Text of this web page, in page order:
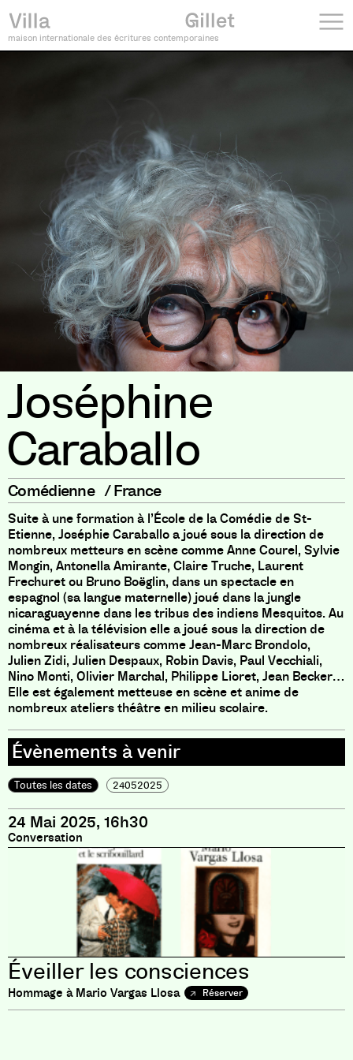
maison internationale des écritures contemporaines
Joséphine
Caraballo
Comédienne /France
Suite à une formation à l’École de la Comédie de St-
Etienne, Joséphie Caraballo a joué sous la direction de
nombreux metteurs en scène comme Anne Courel, Sylvie
Mongin, Antonella Amirante, Claire Truche, Laurent
Frechuret ou Bruno Boëglin, dans un spectacle en
espagnol (sa langue maternelle) joué dans la jungle
nicaraguayenne dans les tribus des indiens Mesquitos. Au
cinéma et à la télévision elle a joué sous la direction de
nombreux réalisateurs comme Jean-Marc Brondolo,
Julien Zidi, Julien Despaux, Robin Davis, Paul Vecchiali,
Nino Monti, Olivier Marchal, Philippe Lioret, Jean Becker…
Elle est également metteuse en scène et anime de
nombreux ateliers théâtre en milieu scolaire.
Toutes les dates 24052025
24 Mai 2025, 16h30
Conversation
Éveiller les consciences
Hommage à Mario Vargas Llosa Réserver